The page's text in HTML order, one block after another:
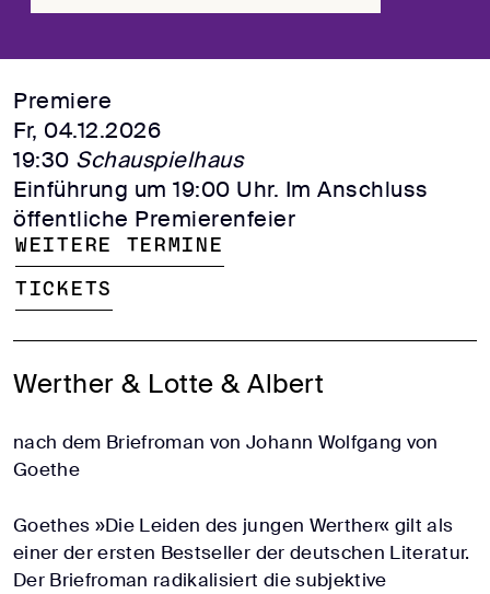
Premiere
Fr, 04.12.2026
19:30 Schauspielhaus
Einführung um 19:00 Uhr. Im Anschluss
öffentliche Premierenfeier
Weitere Termine
Tickets
Werther & Lotte & Albert
nach dem Briefroman von Johann Wolfgang von
Goethe
Goethes »Die Leiden des jungen Werther« gilt als
einer der ersten Bestseller der deutschen Literatur.
Der Briefroman radikalisiert die subjektive